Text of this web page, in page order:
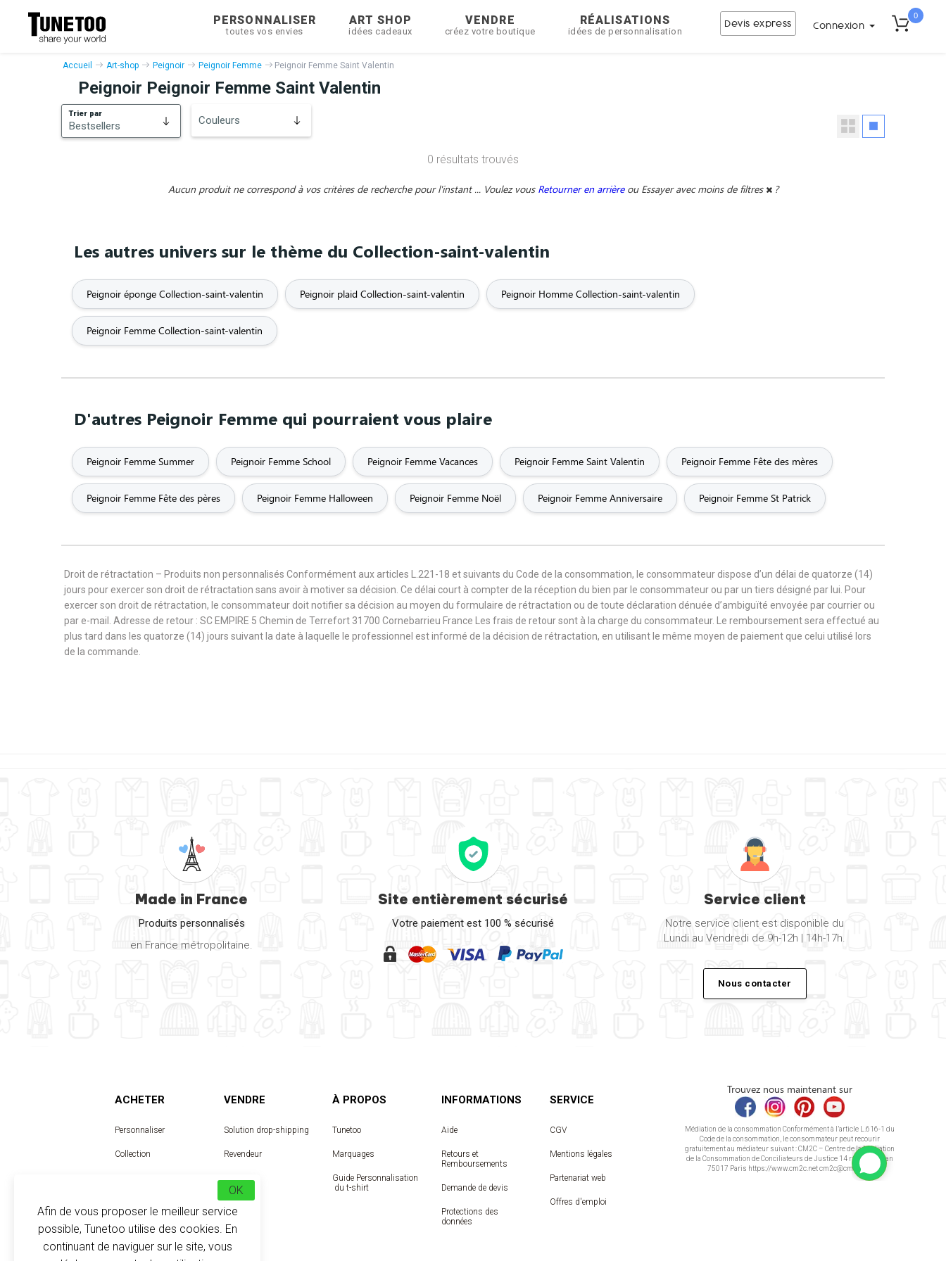
PERSONNALISER
toutes vos envies
ART SHOP
idées cadeaux
VENDRE
créez votre boutique
RÉALISATIONS
idées de personnalisation
Devis express Connexion
0
Accueil Art-shop Peignoir Peignoir Femme Peignoir Femme Saint Valentin
Peignoir Peignoir Femme Saint Valentin
Trier par
Bestsellers Couleurs
0 résultats trouvés
Aucun produit ne correspond à vos critères de recherche pour l'instant ... Voulez vous Retourner en arrière ou Essayer avec moins de filtres ?
Les autres univers sur le thème du Collection-saint-valentin
Peignoir éponge Collection-saint-valentin Peignoir plaid Collection-saint-valentin Peignoir Homme Collection-saint-valentin
Peignoir Femme Collection-saint-valentin
D'autres Peignoir Femme qui pourraient vous plaire
Peignoir Femme Summer Peignoir Femme School Peignoir Femme Vacances Peignoir Femme Saint Valentin Peignoir Femme Fête des mères
Peignoir Femme Fête des pères Peignoir Femme Halloween Peignoir Femme Noël Peignoir Femme Anniversaire Peignoir Femme St Patrick
Droit de rétractation – Produits non personnalisés Conformément aux articles L.221-18 et suivants du Code de la consommation, le consommateur dispose d’un délai de quatorze (14)
jours pour exercer son droit de rétractation sans avoir à motiver sa décision. Ce délai court à compter de la réception du bien par le consommateur ou par un tiers désigné par lui. Pour
exercer son droit de rétractation, le consommateur doit notifier sa décision au moyen du formulaire de rétractation ou de toute déclaration dénuée d’ambiguïté envoyée par courrier ou
par e-mail. Adresse de retour : SC EMPIRE 5 Chemin de Terrefort 31700 Cornebarrieu France Les frais de retour sont à la charge du consommateur. Le remboursement sera effectué au
plus tard dans les quatorze (14) jours suivant la date à laquelle le professionnel est informé de la décision de rétractation, en utilisant le même moyen de paiement que celui utilisé lors
de la commande.
Made in France
Produits personnalisés
en France métropolitaine.
Site entièrement sécurisé
Votre paiement est 100 % sécurisé
Service client
Notre service client est disponible du
Lundi au Vendredi de 9h-12h | 14h-17h.
Nous contacter
ACHETER
Personnaliser
Collection
VENDRE
Solution drop-shipping
Revendeur
Designer
À PROPOS
Tunetoo
Marquages
Guide Personnalisation
du t-shirt
INFORMATIONS
Aide
Retours et
Remboursements
Demande de devis
Protections des
données
SERVICE
CGV
Mentions légales
Partenariat web
Offres d'emploi
Trouvez nous maintenant sur
Médiation de la consommation Conformément à l’article L.616-1 du
Code de la consommation, le consommateur peut recourir
gratuitement au médiateur suivant : CM2C – Centre de la Médiation
de la Consommation de Conciliateurs de Justice 14 rue Saint Jean
75017 Paris https://www.cm2c.net cm2c@cm2c.net
Afin de vous proposer le meilleur service
possible, Tunetoo utilise des cookies. En
continuant de naviguer sur le site, vous
OK